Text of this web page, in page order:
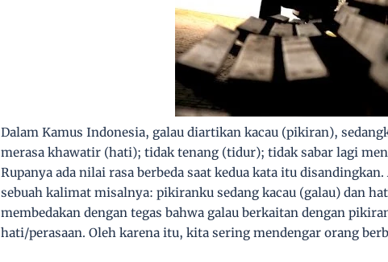
Dalam Kamus Indonesia, galau diartikan kacau (pikiran),
merasa khawatir (hati); tidak tenang (tidur); tidak sabar lagi
Rupanya ada nilai rasa berbeda saat kedua kata itu
sebuah kalimat misalnya: pikiranku sedang kacau (galau) dan
membedakan dengan tegas bahwa galau berkaitan dengan
hati/perasaan. Oleh karena itu, kita sering mendengar orang